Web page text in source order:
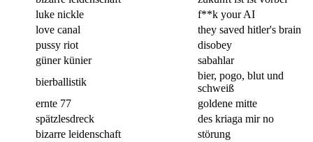
luke nickle
f**k your AI
love canal
they saved hitler's brain
pussy riot
disobey
güner künier
sabahlar
bierballistik
bier, pogo, blut und
schweiß
ernte 77
goldene mitte
spätzlesdreck
des kriaga mir no
bizarre leidenschaft
störung